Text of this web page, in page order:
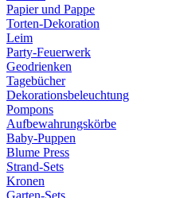
Papier und Pappe
Torten-Dekoration
Leim
Party-Feuerwerk
Geodrienken
Tagebücher
Dekorationsbeleuchtung
Pompons
Aufbewahrungskörbe
Baby-Puppen
Blume Press
Strand-Sets
Kronen
Garten-Sets